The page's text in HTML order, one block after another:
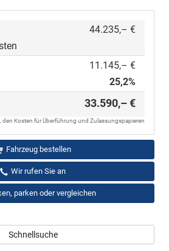
44.235,– €
11.145,– €
25,2%
33.590,– €
den Kosten für Überführung und Zulassungspapieren
Fahrzeug bestellen
Wir rufen Sie an
parken oder vergleichen
Schnellsuche